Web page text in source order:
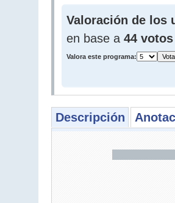
Valoración de los
en base a 44 votos
Valora este programa:
Descripción